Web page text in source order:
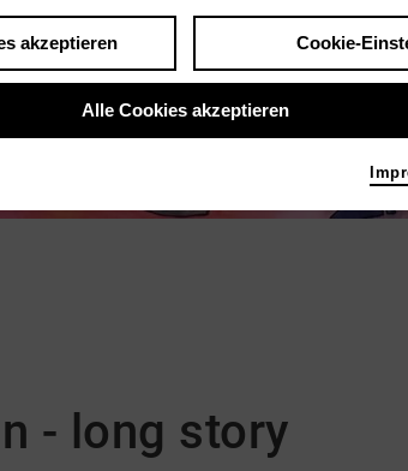
- long story
akzeptieren Cookie-
Alle Cookies akzeptieren